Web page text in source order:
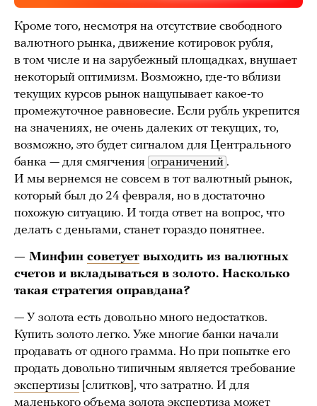
Кроме того, несмотря на отсутствие свободного
валютного рынка, движение котировок рубля,
в том числе и на зарубежный площадках, внушает
некоторый оптимизм. Возможно, где-то вблизи
текущих курсов рынок нащупывает какое-то
промежуточное равновесие. Если рубль укрепится
на значениях, не очень далеких от текущих, то,
возможно, это будет сигналом для Центрального
банка — для смягчения ограничений .
И мы вернемся не совсем в тот валютный рынок,
который был до 24 февраля, но в достаточно
похожую ситуацию. И тогда ответ на вопрос, что
делать с деньгами, станет гораздо понятнее.
— Минфин советует выходить из валютных
счетов и вкладываться в золото. Насколько
такая стратегия оправдана?
— У золота есть довольно много недостатков.
Купить золото легко. Уже многие банки начали
продавать от одного грамма. Но при попытке его
продать довольно типичным является требование
экспертизы [слитков], что затратно. И для
маленького объема золота экспертиза может